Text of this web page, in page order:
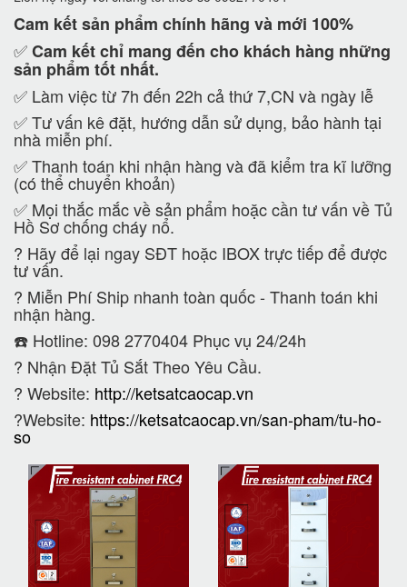
Cam kếtsản phẩm chính hãng và mới 100%
✅Cam kếtchỉ mang đến cho khách hàng những
sản phẩm tốt nhất.
✅ Làm việc từ 7h đến 22h cả thứ 7,CN và ngày lễ
✅ Tư vấn kê đặt, hướng dẫn sử dụng, bảo hành tại
nhà miễn phí.
✅ Thanh toán khi nhận hàng và đã kiểm tra kĩ lưỡng
(có thể chuyển khoản)
✅ Mọi thắc mắc về sản phẩm hoặc cần tư vấn về Tủ
Hồ Sơ chống cháy nổ.
? Hãy để lại ngay SĐT hoặc IBOX trực tiếp để được
tư vấn.
? Miễn Phí Ship nhanh toàn quốc - Thanh toán khi
nhận hàng.
☎️ Hotline: 098 2770404 Phục vụ 24/24h
? Nhận Đặt Tủ Sắt Theo Yêu Cầu.
? Website: http://ketsatcaocap.vn
?Website: https://ketsatcaocap.vn/san-pham/tu-ho-
so